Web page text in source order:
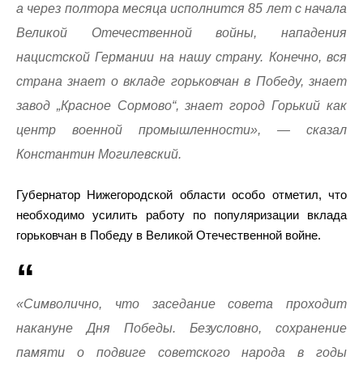
а через полтора месяца исполнится 85 лет с начала
Великой Отечественной войны, нападения
нацистской Германии на нашу страну. Конечно, вся
страна знает о вкладе горьковчан в Победу, знает
завод „Красное Сормово“, знает город Горький как
центр военной промышленности», — сказал
Константин Могилевский.
Губернатор Нижегородской области особо отметил, что
необходимо усилить работу по популяризации вклада
горьковчан в Победу в Великой Отечественной войне.
«Символично, что заседание совета проходит
накануне Дня Победы. Безусловно, сохранение
памяти о подвиге советского народа в годы